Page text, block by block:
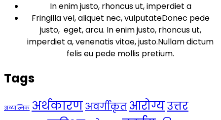
In enim justo, rhoncus ut, imperdiet a
Fringilla vel, aliquet nec, vulputateDonec pede
justo, eget, arcu. In enim justo, rhoncus ut,
imperdiet a, venenatis vitae, justo.Nullam dictum
felis eu pede mollis pretium.
Tags
अध्यात्मिक अर्थकारणअवर्गीकृत आरोग्यउत्तर